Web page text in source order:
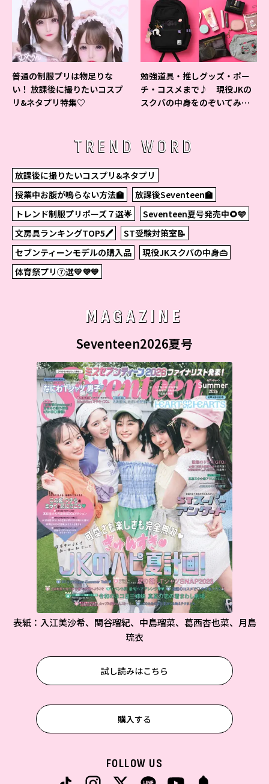
普通の制服プリは物足りな
い！ 放課後に撮りたいコスプ
リ&ネタプリ特集♡
勉強道具・推しグッズ・ポー
チ・コスメまで♪ 現役JKの
スクバの中身をのぞいてみ
TREND WORD
放課後に撮りたいコスプリ&ネタプリ
授業中お腹が鳴らない方法🏫
放課後Seventeen🏫
トレンド制服プリポーズ７選🌟
Seventeen夏号発売中🌻🩵
文房具ランキングTOP5🖊
ST受験対策室📝
セブンティーンモデルの購入品
現役JKスクバの中身👜
体育祭プリ⑦選💛💜💙
MAGAZINE
Seventeen2026夏号
表紙：入江美沙希、関谷瑠紀、中島瑠菜、葛西杏也菜、月島
琉衣
試し読みはこちら
購入する
FOLLOW US